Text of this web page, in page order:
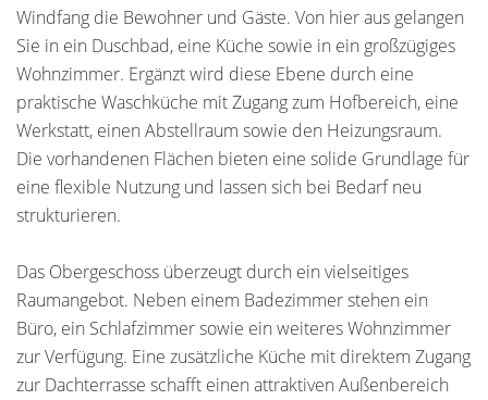
Windfang die Bewohner und Gäste. Von hier aus gelangen
Sie in ein Duschbad, eine Küche sowie in ein großzügiges
Wohnzimmer. Ergänzt wird diese Ebene durch eine
praktische Waschküche mit Zugang zum Hofbereich, eine
Werkstatt, einen Abstellraum sowie den Heizungsraum.
Die vorhandenen Flächen bieten eine solide Grundlage für
eine flexible Nutzung und lassen sich bei Bedarf neu
strukturieren.
Das Obergeschoss überzeugt durch ein vielseitiges
Raumangebot. Neben einem Badezimmer stehen ein
Büro, ein Schlafzimmer sowie ein weiteres Wohnzimmer
zur Verfügung. Eine zusätzliche Küche mit direktem Zugang
zur Dachterrasse schafft einen attraktiven Außenbereich